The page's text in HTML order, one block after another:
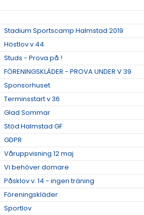
Stadium Sportscamp Halmstad 2019
Höstlov v 44
Studs - Prova på !
FÖRENINGSKLÄDER - PROVA UNDER V 39
Sponsorhuset
Terminsstart v 36
Glad Sommar
Stöd Halmstad GF
GDPR
Våruppvisning 12 maj
Vi behöver domare
Påsklov v. 14 - ingen träning
Föreningskläder
Sportlov